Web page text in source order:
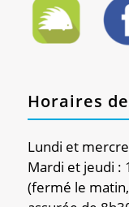
Horaires
Lundi et
Mardi et jeudi :
(fermé le